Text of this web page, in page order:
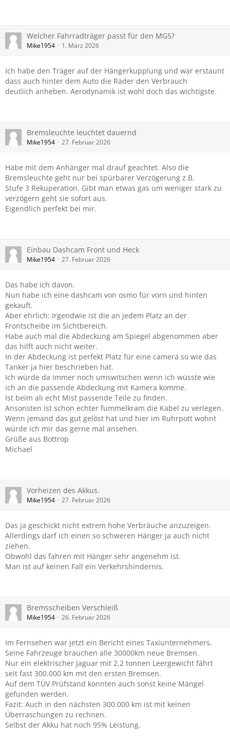
Welcher Fahrradträger passt für den MG5?
Mike1954 1. März 2026
Ich habe den Träger auf der Hängerkupplung und war erstaunt
dass auch hinter dem Auto die Räder den Verbrauch
deutlich anheben. Aerodynamik ist wohl doch das wichtigste.
Bremsleuchte leuchtet dauernd
Mike1954 27. Februar 2026
Habe mit dem Anhänger mal drauf geachtet. Also die
Bremsleuchte geht nur bei spürbarer Verzögerung z.B.
Stufe 3 Rekuperation. Gibt man etwas gas um weniger stark zu
verzögern geht sie sofort aus.
Eigendlich perfekt bei mir.
Einbau Dashcam Front und Heck
Mike1954 27. Februar 2026
Das habe ich davon.
Nun habe ich eine dashcam von osmo für vorn und hinten
gekauft.
Aber ehrlich: Irgendwie ist die an jedem Platz an der
Frontscheibe im Sichtbereich.
Habe auch mal die Abdeckung am Spiegel abgenommen aber
das hilft auch nicht weiter.
In der Abdeckung ist perfekt Platz für eine camera so wie das
Tanker ja hier beschrieben hat.
Ich würde da immer noch umswitschen wenn ich wüsste wie
ich an die passende Abdeckung mit Kamera komme.
Ist beim ali echt Mist passende Teile zu finden.
Ansonsten ist schon echter fummelkram die Kabel zu verlegen.
Wenn jemand das gut gelöst hat und hier im Ruhrpott wohnt
würde ich mir das gerne mal ansehen.
Grüße aus Bottrop
Michael
Vorheizen des Akkus.
Mike1954 27. Februar 2026
Das ja geschickt nicht extrem hohe Verbräuche anzuzeigen.
Allerdings darf ich einen so schweren Hänger ja auch nicht
ziehen.
Obwohl das fahren mit Hänger sehr angenehm ist.
Man ist auf keinen Fall ein Verkehrshindernis.
Bremsscheiben Verschleiß
Mike1954 26. Februar 2026
Im Fernsehen war jetzt ein Bericht eines Taxiunternehmers.
Seine Fahrzeuge brauchen alle 30000km neue Bremsen.
Nur ein elektrischer Jaguar mit 2,2 tonnen Leergewicht fährt
seit fast 300.000 km mit den ersten Bremsen.
Auf dem TÜV Prüfstand konnten auch sonst keine Mängel
gefunden werden.
Fazit: Auch in den nächsten 300.000 km ist mit keinen
Überraschungen zu rechnen.
Selbst der Akku hat noch 95% Leistung.